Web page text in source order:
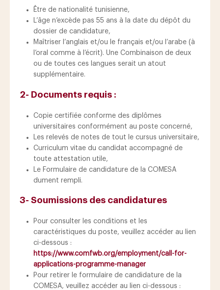
Être de nationalité tunisienne,
L’âge n’excède pas 55 ans à la date du dépôt du
dossier de candidature,
Maîtriser l’anglais et/ou le français et/ou l’arabe (à
l’oral comme à l’écrit). Une Combinaison de deux
ou de toutes ces langues serait un atout
supplémentaire.
2- Documents requis :
Copie certifiée conforme des diplômes
universitaires conformément au poste concerné,
Les relevés de notes de tout le cursus universitaire,
Curriculum vitae du candidat accompagné de
toute attestation utile,
Le Formulaire de candidature de la COMESA
dument rempli.
3- Soumissions des candidatures
Pour consulter les conditions et les
caractéristiques du poste, veuillez accéder au lien
ci-dessous :
https://www.comfwb.org/employment/call-for-
applications-programme-manager
Pour retirer le formulaire de candidature de la
COMESA, veuillez accéder au lien ci-dessous :